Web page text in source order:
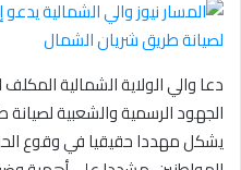
دعا والي الولاية الشمالية المكلف
الجهود الرسمية والشعبية
يشكل مهددا حقيقيا في وقوع